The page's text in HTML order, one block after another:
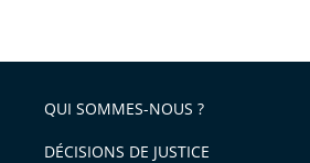
arriver
après
l'article
pour
QUI SOMMES-NOUS ?
DÉCISIONS DE JUSTICE